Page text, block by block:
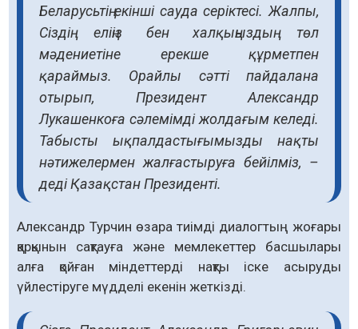
Беларусьтің екінші сауда серіктесі. Жалпы,
Сіздің еліңіз бен халқыңыздың төл
мәдениетіне ерекше құрметпен
қараймыз. Орайлы сәтті пайдалана
отырып, Президент Александр
Лукашенкоға сәлемімді жолдағым келеді.
Табысты ықпалдастығымызды нақты
нәтижелермен жалғастыруға бейілміз, –
деді Қазақстан Президенті.
Александр Турчин өзара тиімді диалогтың жоғары
қарқынын сақтауға және мемлекеттер басшылары
алға қойған міндеттерді нақты іске асыруды
үйлестіруге мүдделі екенін жеткізді.